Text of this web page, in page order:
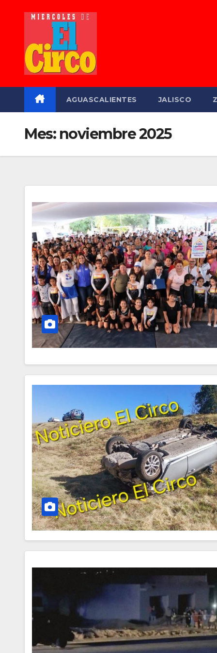
AGUASCALIENTES JALISCO
Mes: noviembre 2025